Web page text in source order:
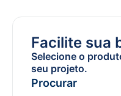
Facilite sua
Selecione o
seu projeto.
Procurar